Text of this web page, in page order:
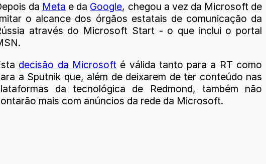
da Meta e da Google, chegou a vez da Microsoft de
o alcance dos órgãos estatais de comunicação da
através do Microsoft Start - o que inclui o portal
decisão da Microsoft é válida tanto para a RT como
a Sputnik que, além de deixarem de ter conteúdo nas
da tecnológica de Redmond, também não
mais com anúncios da rede da Microsoft.